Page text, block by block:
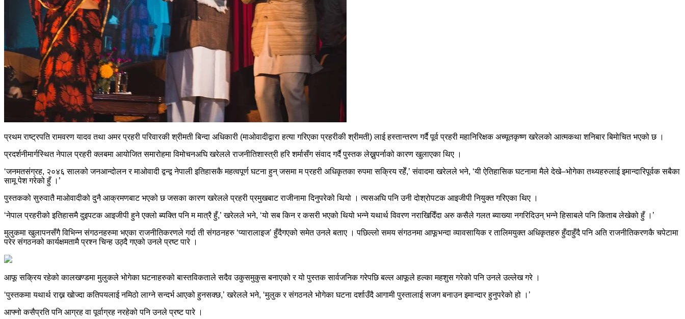
प्रथम राष्ट्रपति रामवरण यादव तथा अमर प्रहरी परिवारकी श्रीमती बिन्दा अधिकारी (माओवादीद्वारा हत्या गरिएका प्रहरीकी श्रीमती) लाई हस्तान्तरण गर्दै पूर्व प्रहरी महानिरिक्षक अच्यूतकृष्ण खरेलको आत्मकथा शनिबार बिमोचित भएको छ ।
प्रदर्शनीमार्गस्थित नेपाल प्रहरी क्लबमा आयोजित समारोहमा विमोचनअघि खरेलले राजनीतिशास्त्री हरि शर्मासँग संवाद गर्दै पुस्तक लेख्नुपर्नाको कारण खुलाएका थिए ।
‘जनमतसंग्रह, २०४६ सालको जनआन्दोलन र माओवादी द्वन्द्व नेपाली इतिहासकै महत्वपूर्ण घटना हुन् जसमा म प्रहरी अधिकृतका रुपमा सक्रिय रहेँ,’ संवादमा खरेलले भने, ‘यी ऐतिहासिक घटनामा मैले देखे–भोगेका तथ्यहरुलाई इमान्दारिपूर्वक सबैका
सामू पेश गरेको हुँ ।’
पुस्तकको सुरुवातै माओवादीको दुनै आक्रमणबाट भएको छ जसका कारण खरेलले प्रहरी प्रमुखबाट राजीनामा दिनुपरेको थियो । त्यसअघि पनि उनी दोश्रोपटक आइजीपी नियुक्त गरिएका थिए ।
‘नेपाल प्रहरीको इतिहासमै दुइपटक आइजीपी हुने एक्लो ब्यक्ति पनि म मात्रै हुँ,’ खरेलले भने, ‘यो सब किन र कसरी भएको थियो भन्ने यथार्थ विवरण नराखिदिँदा अरु कसैले गलत ब्याख्या नगरिदिउन् भन्ने हिसाबले पनि किताब लेखेको हुँ ।’
मुलुकमा खुलापनसँगै विभिन्न संगठनहरुमा भएका राजनीतिकरणले गर्दा ती संगठनहरु ‘प्यारालाइज’ हुँदैगएको समेत उनले बताए । पछिल्लो समय संगठनमा आफूभन्दा व्यावसायिक र तालिमयुक्त अधिकृतहरु हुँदाहुँदै पनि अति राजनीतिकरणकै चपेटामा
परेर संगठनको कार्यक्षमतामै प्रश्न चिन्ह उठ्दै गएको उनले प्रष्ट पारे ।
आफू सक्रिय रहेको कालखण्डमा मुलुकले भोगेका घटनाहरुको बास्तविकताले सदैव उकुसमुकुस बनाएको र यो पुस्तक सार्वजनिक गरेपछि बल्ल आफूले हल्का महशुस गरेको पनि उनले उल्लेख गरे ।
‘पुस्तकमा यथार्थ राख्न खोज्दा कतिपयलाई नमिठो लाग्ने सन्दर्भ आएको हुनसक्छ,’ खरेलले भने, ‘मुलुक र संगठनले भोगेका घटना दर्शाउँदै आगामी पुस्तालाई सजग बनाउन इमान्दार हुनुपरेको हो ।’
आफ्नो कसैप्रति पनि आग्रह वा पूर्वाग्रह नरहेको पनि उनले प्रष्ट पारे ।